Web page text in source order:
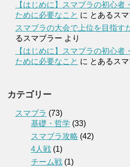
【はじめに】スマブラの初心者
ために必要なこと に とあるス
スマブラの大会で上位を目指す
るスマブラー より
【はじめに】スマブラの初心者
ために必要なこと に とあるス
カテゴリー
スマブラ (73)
基礎・哲学 (33)
スマブラ攻略 (42)
4人戦 (1)
チーム戦 (1)